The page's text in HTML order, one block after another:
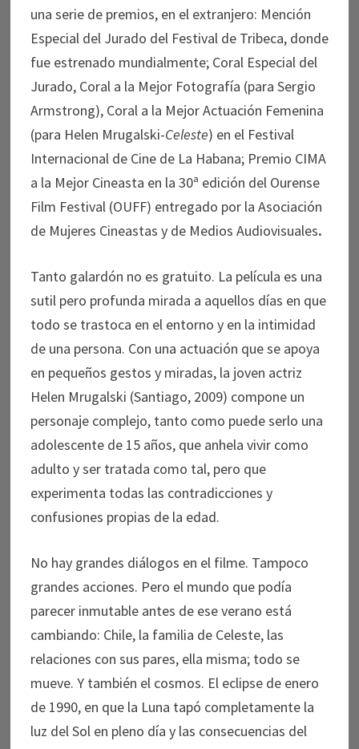
una serie de premios, en el extranjero: Mención
Especial del Jurado del Festival de Tribeca, donde
fue estrenado mundialmente; Coral Especial del
Jurado, Coral a la Mejor Fotografía (para Sergio
Armstrong), Coral a la Mejor Actuación Femenina
(para Helen Mrugalski-Celeste) en el Festival
Internacional de Cine de La Habana; Premio CIMA
a la Mejor Cineasta en la 30ª edición del Ourense
Film Festival (OUFF) entregado por la Asociación
de Mujeres Cineastas y de Medios Audiovisuales.
Tanto galardón no es gratuito. La película es una
sutil pero profunda mirada a aquellos días en que
todo se trastoca en el entorno y en la intimidad
de una persona. Con una actuación que se apoya
en pequeños gestos y miradas, la joven actriz
Helen Mrugalski (Santiago, 2009) compone un
personaje complejo, tanto como puede serlo una
adolescente de 15 años, que anhela vivir como
adulto y ser tratada como tal, pero que
experimenta todas las contradicciones y
confusiones propias de la edad.
No hay grandes diálogos en el filme. Tampoco
grandes acciones. Pero el mundo que podía
parecer inmutable antes de ese verano está
cambiando: Chile, la familia de Celeste, las
relaciones con sus pares, ella misma; todo se
mueve. Y también el cosmos. El eclipse de enero
de 1990, en que la Luna tapó completamente la
luz del Sol en pleno día y las consecuencias del